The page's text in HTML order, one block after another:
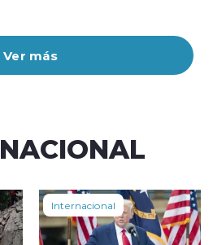
Ver más
Internacional